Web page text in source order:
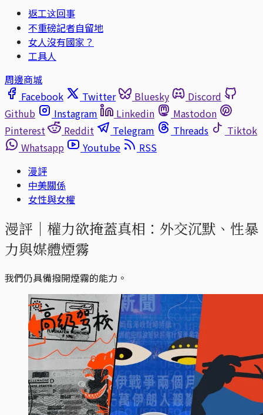
返工这回事
不重磅記者自留地
女人沒有國家？
工具人
周邊商城
Facebook
Twitter Bluesky
Discord
Github
Instagram Linkedin
Mastodon
Pinterest
Reddit Telegram Threads
Tiktok
Whatsapp
Youtube
RSS
漫評
中美關係
女性與女權
漫評｜權力欲掩蓋真相：外交沉默、性暴
力與媒體煙霧
我們仍具備撥開煙霧的能力。